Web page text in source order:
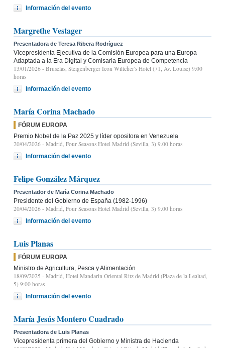
Información del evento
Margrethe Vestager
Presentadora de Teresa Ribera Rodríguez
Vicepresidenta Ejecutiva de la Comisión Europea para una Europa
Adaptada a la Era Digital y Comisaria Europea de Competencia
13/01/2026 - Bruselas, Steigenberger Icon Wiltcher's Hotel (71, Av. Louise) 9:00
horas
Información del evento
María Corina Machado
FÓRUM EUROPA
Premio Nobel de la Paz 2025 y líder opositora en Venezuela
20/04/2026 - Madrid, Four Seasons Hotel Madrid (Sevilla, 3) 9.00 horas
Información del evento
Felipe González Márquez
Presentador de María Corina Machado
Presidente del Gobierno de España (1982-1996)
20/04/2026 - Madrid, Four Seasons Hotel Madrid (Sevilla, 3) 9.00 horas
Información del evento
Luis Planas
FÓRUM EUROPA
Ministro de Agricultura, Pesca y Alimentación
18/09/2025 - Madrid, Hotel Mandarin Oriental Ritz de Madrid (Plaza de la Lealtad,
5) 9:00 horas
Información del evento
María Jesús Montero Cuadrado
Presentadora de Luis Planas
Vicepresidenta primera del Gobierno y Ministra de Hacienda